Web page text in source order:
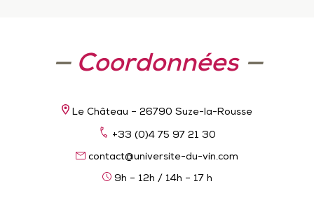
—Coordonnées —
Le Château – 26790 Suze-la-Rousse
+33 (0)4 75 97 21 30
contact@universite-du-vin.com
9h – 12h / 14h – 17 h